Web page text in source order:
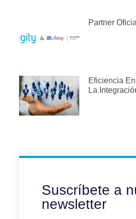
Partner
Eficiencia
La
Suscríbete a
newsletter